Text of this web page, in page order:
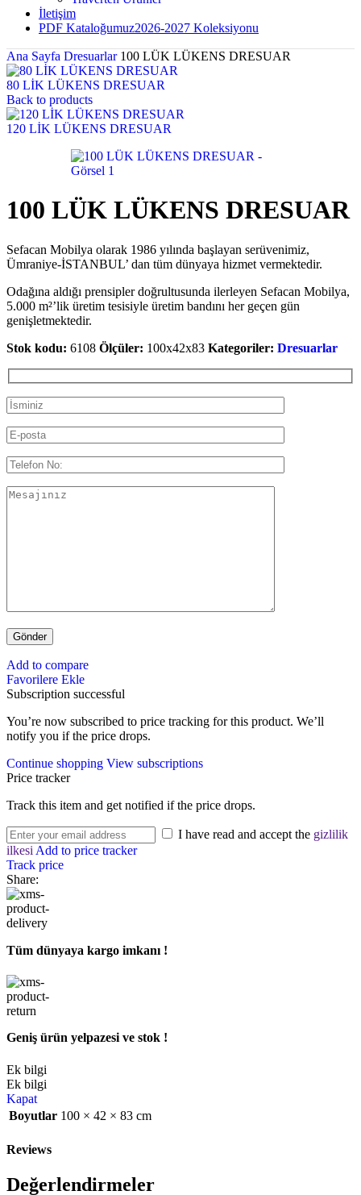
İletişim
PDF Kataloğumuz2026-2027 Koleksiyonu
Ana Sayfa Dresuarlar 100 LÜK LÜKENS DRESUAR
80 LİK LÜKENS DRESUAR
Back to products
120 LİK LÜKENS DRESUAR
100 LÜK LÜKENS DRESUAR
Sefacan Mobilya olarak 1986 yılında başlayan serüvenimiz,
Ümraniye-İSTANBUL’ dan tüm dünyaya hizmet vermektedir.
Odağına aldığı prensipler doğrultusunda ilerleyen Sefacan Mobilya,
5.000 m²’lik üretim tesisiyle üretim bandını her geçen gün
genişletmektedir.
Stok kodu: 6108 Ölçüler: 100x42x83 Kategoriler: Dresuarlar
Add to compare
Favorilere Ekle
Subscription successful
You’re now subscribed to price tracking for this product. We’ll
notify you if the price drops.
Continue shopping View subscriptions
Price tracker
Track this item and get notified if the price drops.
I have read and accept the gizlilik
ilkesiAdd to price tracker
Track price
Share:
Tüm dünyaya kargo imkanı !
Geniş ürün yelpazesi ve stok !
Ek bilgi
Ek bilgi
Kapat
Boyutlar 100 × 42 × 83 cm
Reviews
Değerlendirmeler